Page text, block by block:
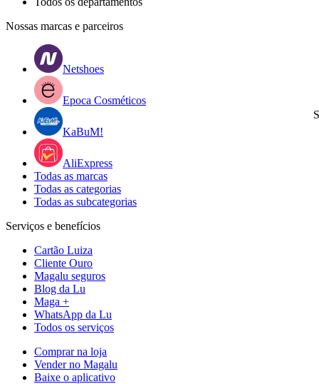
Nossas marcas e parceiros
Netshoes
Epoca Cosméticos
KaBuM!
AliExpress
Todas as marcas
Todas as categorias
Todas as subcategorias
Serviços e benefícios
Cartão Luiza
Cliente Ouro
Magalu seguros
Blog da Lu
Maga +
WhatsApp da Lu
Todos os serviços
Comprar na loja
Vender no Magalu
Baixe o aplicativo